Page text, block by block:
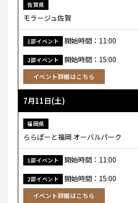
佐賀県
モラージュ佐賀
1部イベント 開始時間：11:00
2部イベント 開始時間：15:00
イベント詳細はこちら
7月11日(土)
福岡県
ららぽーと福岡 オーバルパーク
1部イベント 開始時間：11:00
2部イベント 開始時間：15:00
イベント詳細はこちら